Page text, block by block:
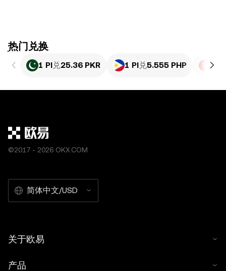
ִִִִִִִִִִִִִִִִִִִִִִִִִִִִִִִִִִִִִִִִִִִִִִִִ热门兑换
1 PI兑25.36 PKR 1 PI兑5.555 PHP 1 PI
©2017 - 2026 OKX.COM
简体中文/USD
关于欧易
产品